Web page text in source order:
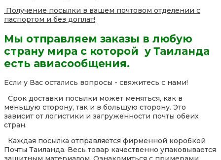
Получение посылки в вашем почтовом отделении с
паспортом и без доплат!
Мы отправляем заказы в любую
страну мира с которой у Таиланда
есть авиасообщения.
Если у Вас остались вопросы - свяжитесь с нами!
Срок доставки посылки может меняться, как в
меньшую сторону, так и в большую сторону. Это
зависит от логистики и загруженности почты обеих
стран.
Каждая посылка отправляется фирменной коробкой
Почты Таиланда. Весь товар качественно упаковывается